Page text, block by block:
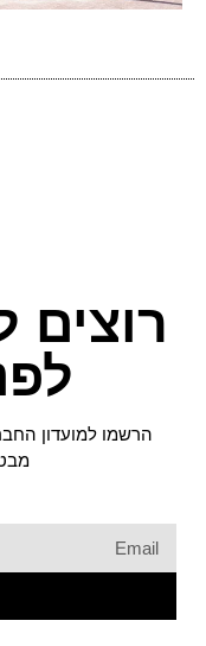
רוצים
הרשמו למועדון